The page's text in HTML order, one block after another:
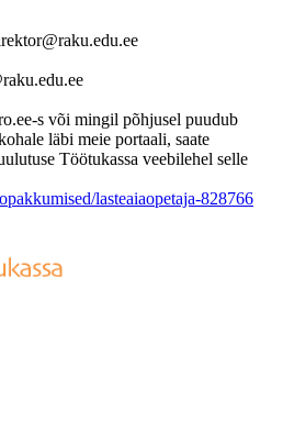
s või mingil põhjusel puudub
läbi meie portaali, saate
Töötukassa veebilehel selle
lasteaiaopetaja-828766